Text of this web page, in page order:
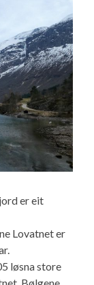
er eit
Lovatnet er
løsna store